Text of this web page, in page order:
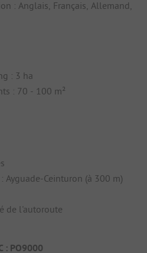
: Anglais, Français, Allemand,
: 3 ha
: 70 - 100 m²
Ceinturon (à 300 m)
de l'autoroute
: PO9000